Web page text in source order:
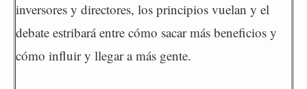
inversores y directores, los principios vuelan y el
debate estribará entre cómo sacar más beneficios y
cómo influir y llegar a más gente.